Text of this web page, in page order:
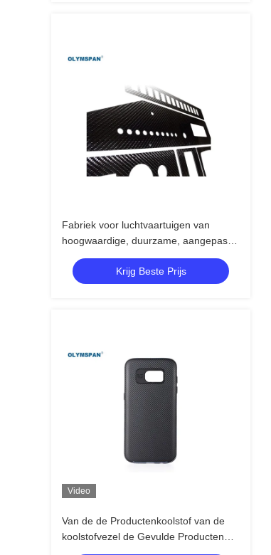
Fabriek voor luchtvaartuigen van
hoogwaardige, duurzame, aangepaste
koolstofvezels
Krijg Beste Prijs
Video
Van de de Productenkoolstof van de
koolstofvezel de Gevulde Producten
Vezel Op hoge temperatuur